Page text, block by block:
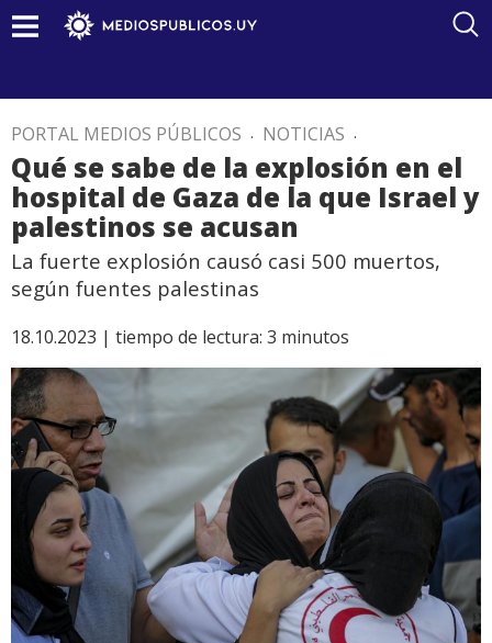
PORTAL MEDIOS PÚBLICOS . NOTICIAS .
Qué se sabe de la explosión en el
hospital de Gaza de la que Israel y
palestinos se acusan
La fuerte explosión causó casi 500 muertos,
según fuentes palestinas
18.10.2023 | tiempo de lectura: 3 minutos